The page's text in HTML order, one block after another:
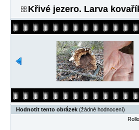
Křivé jezero. Larva
Hodnotit tento obrázek (žádné hodnocení)